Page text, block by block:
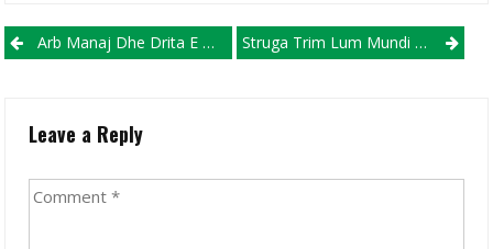
Post navigation
Arb Manaj Dhe Drita E Mbyll Me Avantazh Pjesën E Parë (VIDEO) Struga Trim Lum Mundi Sërish Bindshëm Bashkimin! (VIDEO)
Leave a Reply